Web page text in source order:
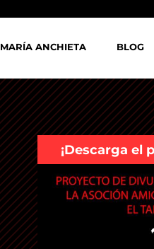
MARÍA ANCHIETA BLOG
¡Descarga el